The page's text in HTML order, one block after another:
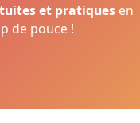
et pratiques en
de pouce !